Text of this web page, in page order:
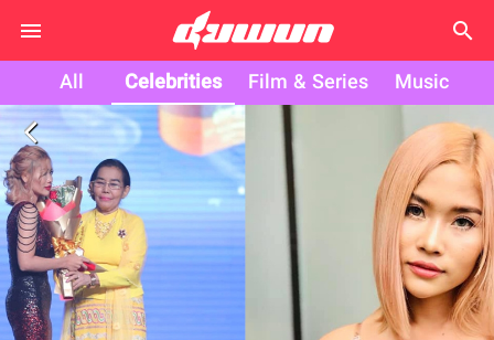
search
All Celebrities Film & Series Music
arrow_back_ios